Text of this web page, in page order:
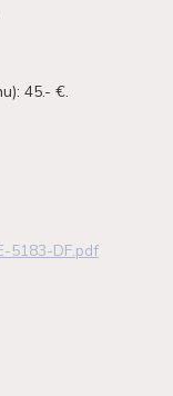
45.- €.
5183-DF.pdf